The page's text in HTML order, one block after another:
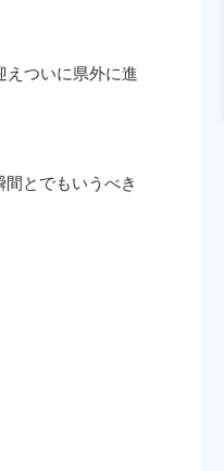
えついに県外に進
とでもいうべき